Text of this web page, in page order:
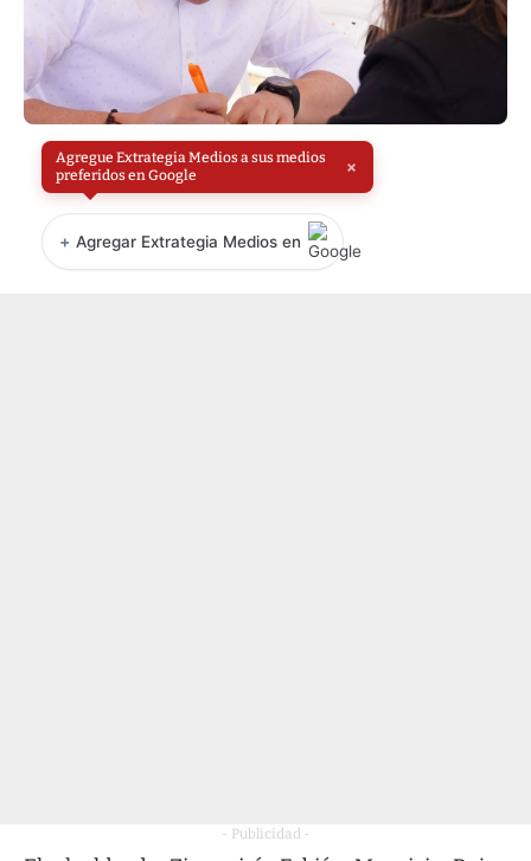
Agregue Extrategia Medios a sus medios
preferidos en Google
×
+ Agregar Extrategia Medios en
- Publicidad -